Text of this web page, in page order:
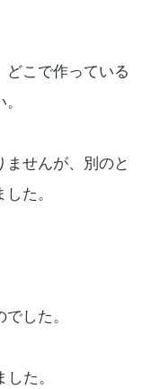
どこで作っている
せんが、別のと
た。
した。
た。